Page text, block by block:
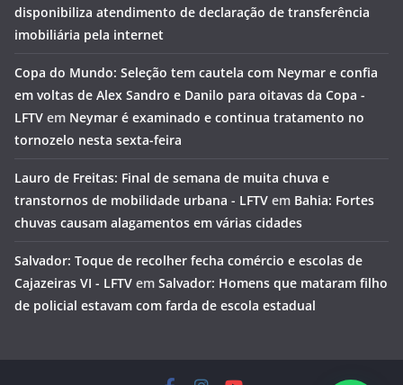
disponibiliza atendimento de declaração de transferência
imobiliária pela internet
Copa do Mundo: Seleção tem cautela com Neymar e confia
em voltas de Alex Sandro e Danilo para oitavas da Copa -
LFTV em Neymar é examinado e continua tratamento no
tornozelo nesta sexta-feira
Lauro de Freitas: Final de semana de muita chuva e
transtornos de mobilidade urbana - LFTV em Bahia: Fortes
chuvas causam alagamentos em várias cidades
Salvador: Toque de recolher fecha comércio e escolas de
Cajazeiras VI - LFTV em Salvador: Homens que mataram filho
de policial estavam com farda de escola estadual